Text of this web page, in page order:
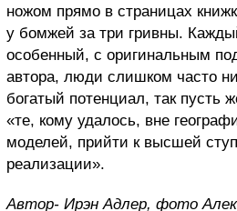
ножом прямо в страницах
у бомжей за три гривны.
особенный, с оригинальным
автора, люди слишком часто
богатый потенциал, так пусть
«те, кому удалось, вне
моделей, прийти к высшей
реализации».
Автор- Ирэн Адлер, фото